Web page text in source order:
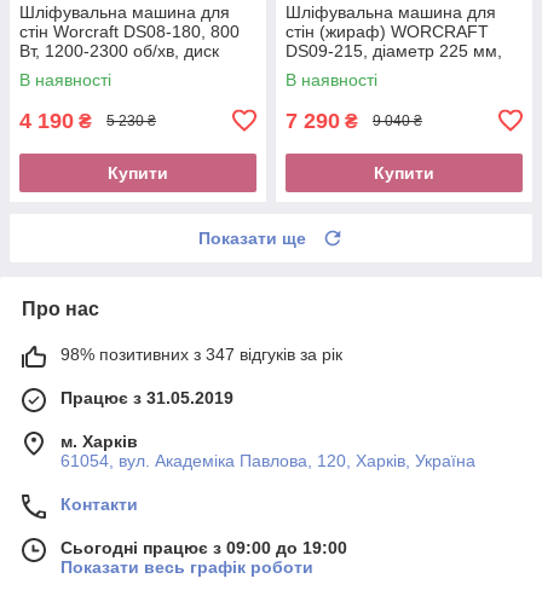
Шліфувальна машина для
стін Worcraft DS08-180, 800
Вт, 1200-2300 об/хв, диск
180мм, LED підсвічування
В наявності
4 190 ₴ 5 230 ₴
Купити
Шліфувальна машина для
стін (жираф) WORCRAFT
DS09-215, діаметр 225 мм,
900 Вт, 800-1800 об/хв, LED-
підсвічування
В наявності
7 290 ₴ 9 040 ₴
Купити
Показати ще
Про нас
98% позитивних з 347 відгуків за рік
Працює з 31.05.2019
м. Харків
61054, вул. Академіка Павлова, 120, Харків, Україна
Контакти
Сьогодні працює з 09:00 до 19:00
Показати весь графік роботи